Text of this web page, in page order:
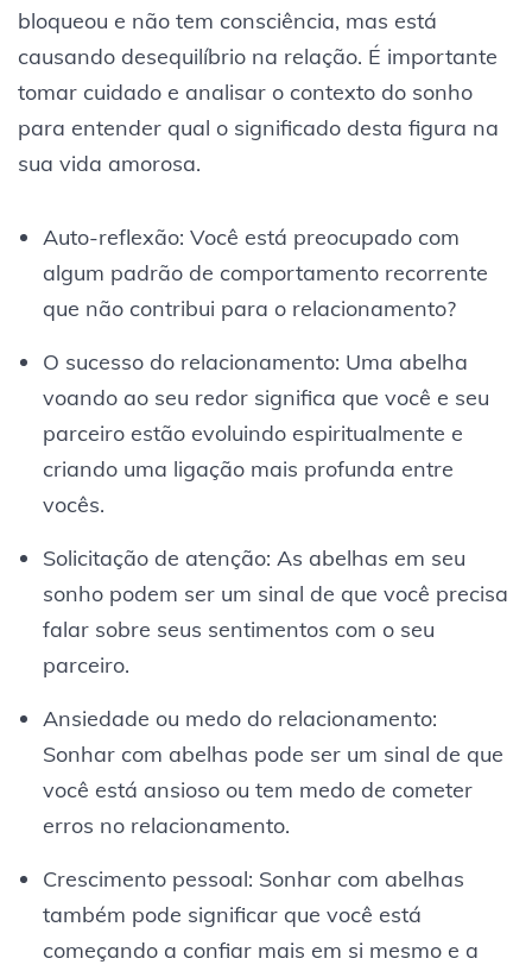
bloqueou e não tem consciência, mas está
causando desequilíbrio na relação. É importante
tomar cuidado e analisar o contexto do sonho
para entender qual o significado desta figura na
sua vida amorosa.
Auto-reflexão: Você está preocupado com
algum padrão de comportamento recorrente
que não contribui para o relacionamento?
O sucesso do relacionamento: Uma abelha
voando ao seu redor significa que você e seu
parceiro estão evoluindo espiritualmente e
criando uma ligação mais profunda entre
vocês.
Solicitação de atenção: As abelhas em seu
sonho podem ser um sinal de que você precisa
falar sobre seus sentimentos com o seu
parceiro.
Ansiedade ou medo do relacionamento:
Sonhar com abelhas pode ser um sinal de que
você está ansioso ou tem medo de cometer
erros no relacionamento.
Crescimento pessoal: Sonhar com abelhas
também pode significar que você está
começando a confiar mais em si mesmo e a